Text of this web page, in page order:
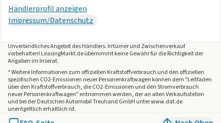
Technisch generiertes Bild: Tatsächlicher Zustand und
Die angegebenen Verbrauchsangaben beziehen sich auf
WLTP-Werte. Zwischenverkauf und Irrtümer für dieses
Angebot sind ausdrücklich vorbehalten. Ausschlaggebend
sind einzig und allein die Vereinbarungen in der
Auftragsbestätigung oder im Kaufvertrag. Den genauen
Ausstattungsumfang, die genauen Kilometer und den
Händlerprofil anzeigen
Impressum/Datenschutz
Unverbindliches Angebot desHändlers. Irrtümer und Zwischenverkauf
vorbehalten! LeasingMarkt.de übernimmt keine Gewähr für die Richtigkeit der
Angaben im Inserat.
* Weitere Informationen zum offiziellen Kraftstoffverbrauch und den offiziellen
spezifischen CO2-Emissionen neuer Personenkraftwagen können dem "Leitfaden
über den Kraftstoffverbrauch, die CO2-Emissionen und den Stromverbrauch
neuer Personenkraftwagen" entnommen werden, der an allen Verkaufsstellen
und bei der Deutschen Automobil Treuhand GmbH unter www.dat.de
unentgeltlich erhältlich ist.